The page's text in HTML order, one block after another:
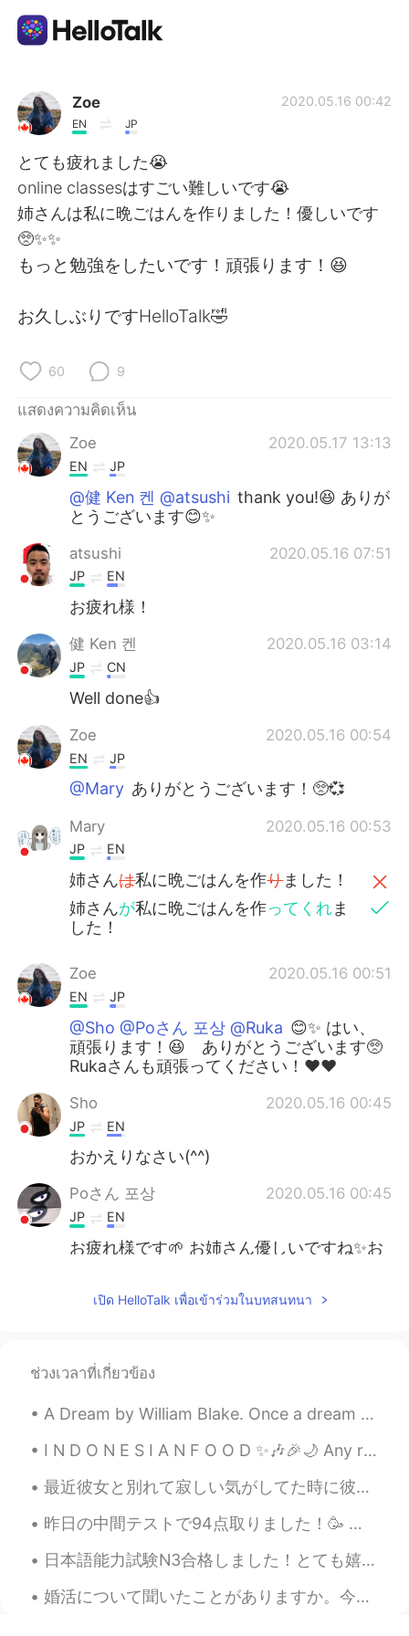
แอปแลกเปลี่ยนทางภาษา
AI Grammar Checker
ไทย
English 简体中文
繁體中文 Español
العربية
Deutsch
한국어
Indonesia Italiano
Türkçe
Português
Zoe
EN JP
2020.05.16 00:42
とても疲れました😭
online classesはすごい難しいです😭
姉さんは私に晩ごはんを作りました！優しいです
🥺✨✨
もっと勉強をしたいです！頑張ります！😆
お久しぶりですHelloTalk🤣
60 9
แสดงความคิดเห็น
Zoe
2020.05.17 13:13
EN JP
@健 Ken 켄 @atsushi thank you!😆 ありが
とうございます😊✨
atsushi 2020.05.16 07:51
JP EN
お疲れ様！
健 Ken 켄 2020.05.16 03:14
JP CN
Well done👍
Zoe 2020.05.16 00:54
EN JP
@Mary ありがとうございます！🥺💞
Mary 2020.05.16 00:53
JP EN
姉さんは私に晩ごはんを作りました！
姉さんが私に晩ごはんを作ってくれま
した！
Zoe 2020.05.16 00:51
EN JP
@Sho @Poさん 포상 @Ruka 😊✨ はい、
頑張ります！😆 ありがとうございます🥺
Rukaさんも頑張ってください！❤️❤️
Sho 2020.05.16 00:45
JP EN
おかえりなさい(^^)
Poさん 포상 2020.05.16 00:45
JP EN
お疲れ様です🌱 お姉さん優しいですね✨お
Ruka 2020.05.16 00:44
私もオンラインクラス取ってます。学ぶこ
とが、難しくなっちゃいましたよね。 頑張
เปิด HelloTalk เพื่อเข้าร่วมในบทสนทนา
ช่วงเวลาที่เกี่ยวข้อง
A Dream by William Blake. Once a dream did weave a shade O'er my angel-guarded bed, That an emm...
I N D O N E S I A N F O O D ✨🎶🎉🌙 Any recommendations for a nice & authentic Indonesian food ...
最近彼女と別れて寂しい気がしてた時に彼と遊んで安心しました!皆さんは気持ちが落ち込んだ時にどうやって安心になりますか?私は犬ちゃんと遊んだり汗かくほど運動したり泳いだりして安心します!コロナの影...
昨日の中間テストで94点取りました！🥳 来週、私はもっと中間テストがあります。🤯 Good luck to anyone who got midterms coming up as well! 🥰
日本語能力試験N3合格しました！とても嬉しいです！！😄 私はここまでした動力甲斐あった！ハロートークの皆さんの協力本当に感謝しています！心からありがとうございます！:)) さて今年N2の試験頑張...
婚活について聞いたことがありますか。今日の日本語の授業でその課題について読んだり話したりしました。もうすぐ結婚したい目的がある人が出席して、将来の相手を頑張って探しているパーティーみたいな集合で...